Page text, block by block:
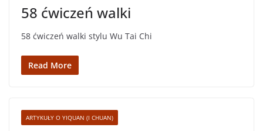
58 ćwiczeń walki
58 ćwiczeń walki stylu Wu Tai Chi
Read More
ARTYKUŁY O YIQUAN (I CHUAN)